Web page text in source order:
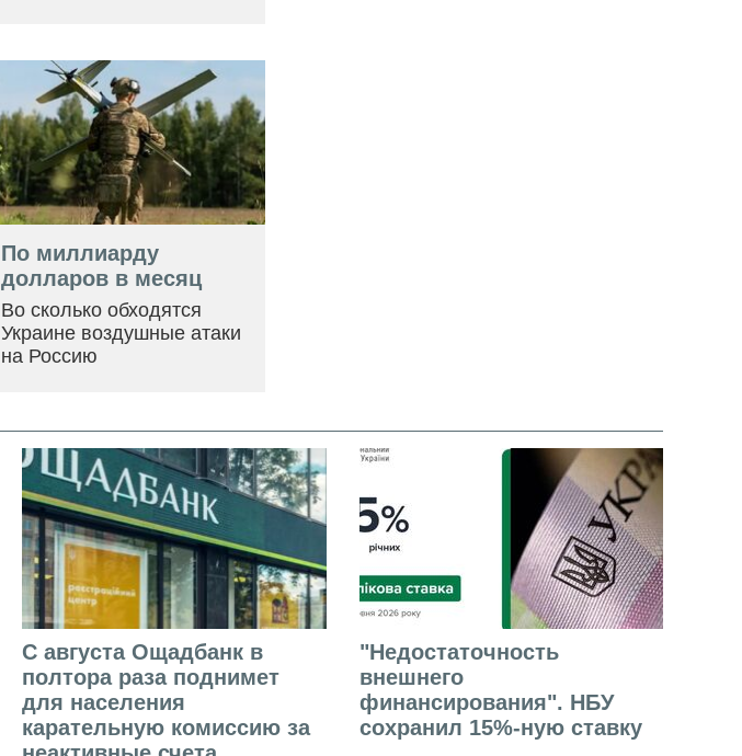
По миллиарду
долларов в месяц
Во сколько обходятся
Украине воздушные атаки
на Россию
С августа Ощадбанк в
полтора раза поднимет
для населения
карательную комиссию за
"Недостаточность
внешнего
финансирования". НБУ
сохранил 15%-ную ставку